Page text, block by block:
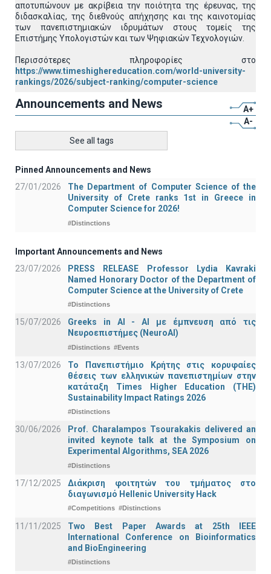
αποτυπώνουν με ακρίβεια την ποιότητα της έρευνας, της
διδασκαλίας, της διεθνούς απήχησης και της καινοτομίας
των πανεπιστημιακών ιδρυμάτων στους τομείς της
Επιστήμης Υπολογιστών και των Ψηφιακών Τεχνολογιών.
Περισσότερες πληροφορίες στο
https://www.timeshighereducation.com/world-university-
rankings/2026/subject-ranking/computer-science
Announcements and News
A+
A-
See all tags
Pinned Announcements and News
27/01/2026
The Department of Computer Science of the
University of Crete ranks 1st in Greece in
Computer Science for 2026!
#Distinctions
Important Announcements and News
23/07/2026
PRESS RELEASE Professor Lydia Kavraki
Named Honorary Doctor of the Department of
Computer Science at the University of Crete
#Distinctions
15/07/2026
Greeks in AI - ΑΙ με έμπνευση από τις
Νευροεπιστήμες (NeuroAI)
#Distinctions #Events
13/07/2026
Το Πανεπιστήμιο Κρήτης στις κορυφαίες
θέσεις των ελληνικών πανεπιστημίων στην
κατάταξη Times Higher Education (ΤΗΕ)
Sustainability Impact Ratings 2026
#Distinctions
30/06/2026
Prof. Charalampos Tsourakakis delivered an
invited keynote talk at the Symposium on
Experimental Algorithms, SEA 2026
#Distinctions
17/12/2025
Διάκριση φοιτητών του τμήματος στο
διαγωνισμό Hellenic University Hack
#Competitions #Distinctions
11/11/2025
Two Best Paper Awards at 25th IEEE
International Conference on Bioinformatics
and BioEngineering
#Distinctions